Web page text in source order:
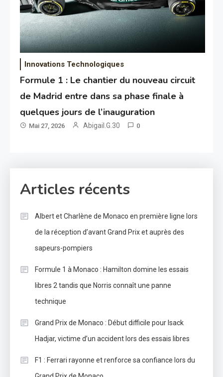
Innovations Technologiques
Formule 1 : Le chantier du nouveau circuit
de Madrid entre dans sa phase finale à
quelques jours de l’inauguration
Mai 27, 2026 Abigail.G.30 0
Articles récents
Albert et Charlène de Monaco en première ligne lors
de la réception d’avant Grand Prix et auprès des
sapeurs-pompiers
Formule 1 à Monaco : Hamilton domine les essais
libres 2 tandis que Norris connaît une panne
technique
Grand Prix de Monaco : Début difficile pour Isack
Hadjar, victime d’un accident lors des essais libres
F1 : Ferrari rayonne et renforce sa confiance lors du